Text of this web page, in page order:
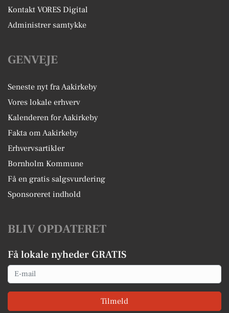
Kontakt VORES Digital
Administrer samtykke
GENVEJE
Seneste nyt fra Aakirkeby
Vores lokale erhverv
Kalenderen for Aakirkeby
Fakta om Aakirkeby
Erhvervsartikler
Bornholm Kommune
Få en gratis salgsvurdering
Sponsoreret indhold
BLIV OPDATERET
Få lokale nyheder GRATIS
Email
Tilmeld